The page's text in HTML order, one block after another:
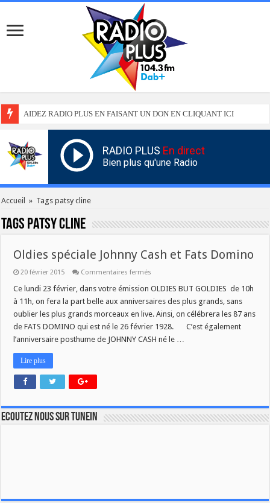
AIDEZ RADIO PLUS EN FAISANT UN DON EN CLIQUANT ICI
RADIO PLUS En direct
Bien plus qu'une Radio
Accueil » Tags patsy cline
Tags patsy cline
Oldies spéciale Johnny Cash et Fats Domino
20 février 2015 Commentaires fermés
spéciale
Cash
et
Fats
Domino
Ce lundi 23 février, dans votre émission OLDIES BUT GOLDIES de 10h
à 11h, on fera la part belle aux anniversaires des plus grands, sans
oublier les plus grands morceaux en live. Ainsi, on célébrera les 87 ans
de FATS DOMINO qui est né le 26 février 1928. C’est également
l’anniversaire posthume de JOHNNY CASH né le …
Lire plus
Ecoutez nous sur TuneIn